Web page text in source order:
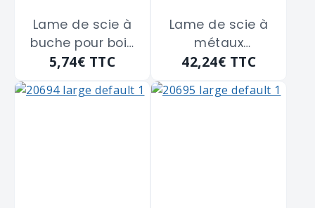
Lame de scie à
buche pour bois
sec BAHCO "51-12"
5,74€ TTC
Lame de scie à
métaux
chromium 10
de 300 m/m
42,24€ TTC